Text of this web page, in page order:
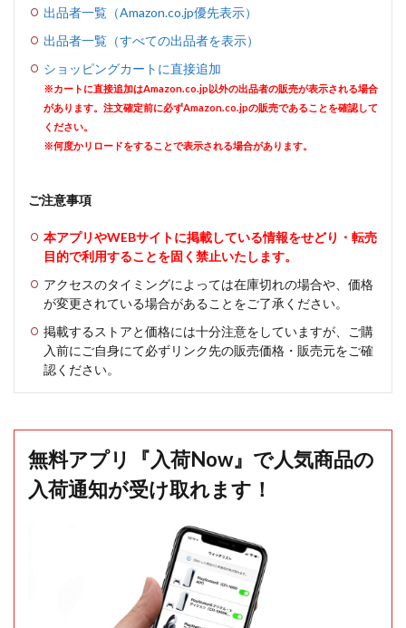
出品者一覧（Amazon.co.jp優先表示）
出品者一覧（すべての出品者を表示）
ショッピングカートに直接追加
※カートに直接追加はAmazon.co.jp以外の出品者の販売が表示される場合
があります。注文確定前に必ずAmazon.co.jpの販売であることを確認して
ください。
※何度かリロードをすることで表示される場合があります。
ご注意事項
本アプリやWEBサイトに掲載している情報をせどり・転売
目的で利用することを固く禁止いたします。
アクセスのタイミングによっては在庫切れの場合や、価格
が変更されている場合があることをご了承ください。
掲載するストアと価格には十分注意をしていますが、ご購
入前にご自身にて必ずリンク先の販売価格・販売元をご確
認ください。
無料アプリ『入荷Now』で人気商品の
入荷通知が受け取れます！